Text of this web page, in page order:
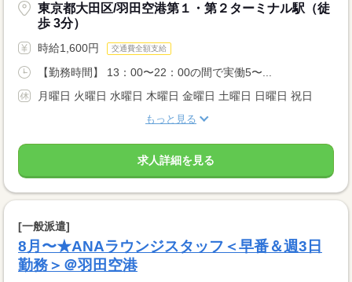
東京都大田区/羽田空港第１・第２ターミナル駅（徒
歩 3分）
時給1,600円 交通費全額支給
【勤務時間】 13：00〜22：00の間で実働5〜...
月曜日 火曜日 水曜日 木曜日 金曜日 土曜日 日曜日 祝日
もっと見る
求人詳細を見る
[一般派遣]
8月〜★ANAラウンジスタッフ＜早番＆週3日
勤務＞＠羽田空港